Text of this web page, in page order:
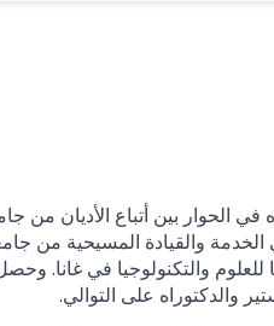
الحوار بين أتباع الأديان من
والقيادة المسيحية من
والتكنولوجيا في غانا.
والدكتوراه على التوالي.